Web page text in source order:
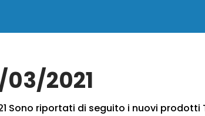
2021
Sono riportati di seguito i nuovi prodotti